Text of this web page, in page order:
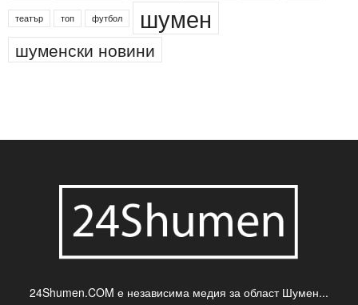
театър топ футбол шумен
шуменски новини
24Shumen.COM е независима медия за област Шумен...